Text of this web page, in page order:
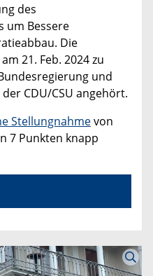
des
um Bessere
Die
21. Feb. 2024 zu
und
CDU/CSU angehört.
Stellungnahmevon
7 Punkten knapp